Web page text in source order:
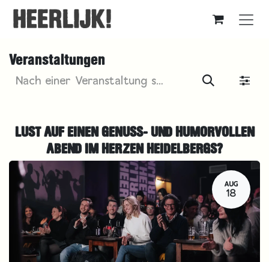
Zum Inhalt springen
Veranstaltungen
LUST AUF EINEN GENUSS- UND HUMORVOLLEN
ABEND IM HERZEN HEIDELBERGS?
AUG
18